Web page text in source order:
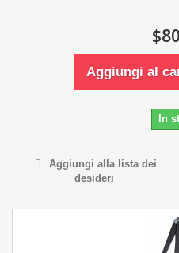
Aggiungi al
In
Aggiungi alla lista dei
desideri